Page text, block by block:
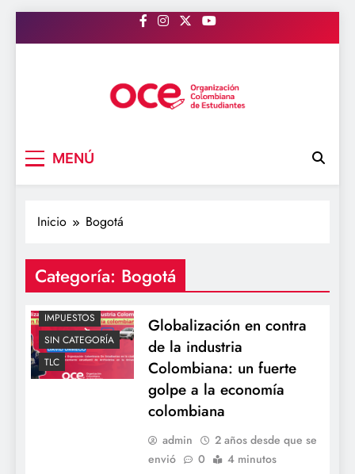
al
MENÚ
Inicio Bogotá
Categoría: Bogotá
ALCALDIADEBOGOTA
COLOMBIA
ECONOMIA
IMPUESTOS
SIN CATEGORÍA
TLC
Globalización en contra
de la industria
Colombiana: un fuerte
golpe a la economía
colombiana
admin
2 años desde que se
envió
0 4 minutos